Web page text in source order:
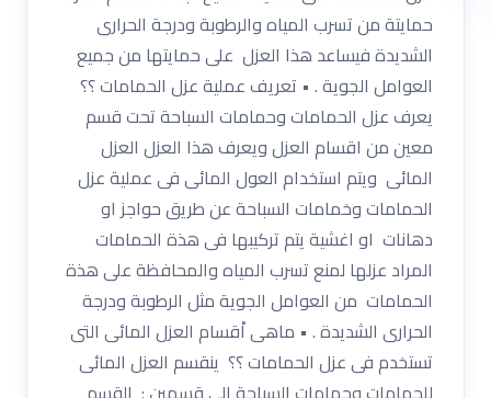
حمايتة من تسرب المياه والرطوبة ودرجة الحرارى
الشديدة فيساعد هذا العزل على حمايتها من جميع
العوامل الجوية . • تعريف عملية عزل الحمامات ؟؟
يعرف عزل الحمامات وحمامات السباحة تحت قسم
معين من اقسام العزل ويعرف هذا العزل العزل
المائى ويتم استخدام العول المائى فى عملية عزل
الحمامات وخمامات السباحة عن طريق حواجز او
دهانات او اغشية يتم تركيبها فى هذة الحمامات
المراد عزلها لمنع تسرب المياه والمحافظة على هذة
الحمامات من العوامل الجوية مثل الرطوبة ودرجة
الحرارى الشديدة . • ماهى اْقسام العزل المائى التى
تستخدم فى عزل الحمامات ؟؟ ينقسم العزل المائى